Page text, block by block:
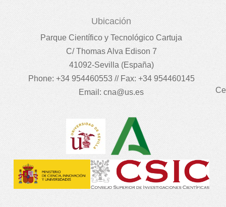
Ubicación
Parque Científico y Tecnológico Cartuja
C/ Thomas Alva Edison 7
41092-Sevilla (España)
Phone: +34 954460553 // Fax: +34 954460145
Email: cna@us.es